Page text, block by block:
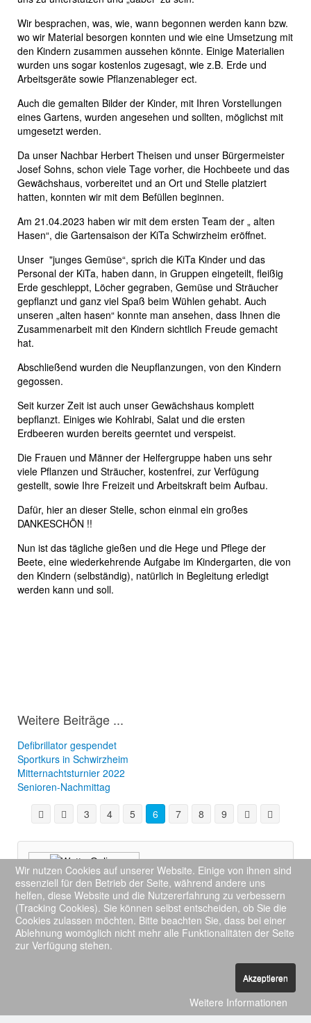
Wir besprachen, was, wie, wann begonnen werden kann bzw.
wo wir Material besorgen konnten und wie eine Umsetzung mit
den Kindern zusammen aussehen könnte. Einige Materialien
wurden uns sogar kostenlos zugesagt, wie z.B. Erde und
Arbeitsgeräte sowie Pflanzenableger ect.
Auch die gemalten Bilder der Kinder, mit Ihren Vorstellungen
eines Gartens, wurden angesehen und sollten, möglichst mit
umgesetzt werden.
Da unser Nachbar Herbert Theisen und unser Bürgermeister
Josef Sohns, schon viele Tage vorher, die Hochbeete und das
Gewächshaus, vorbereitet und an Ort und Stelle platziert
hatten, konnten wir mit dem Befüllen beginnen.
Am 21.04.2023 haben wir mit dem ersten Team der „ alten
Hasen“, die Gartensaison der KiTa Schwirzheim eröffnet.
Unser "junges Gemüse“, sprich die KiTa Kinder und das
Personal der KiTa, haben dann, in Gruppen eingeteilt, fleißig
Erde geschleppt, Löcher gegraben, Gemüse und Sträucher
gepflanzt und ganz viel Spaß beim Wühlen gehabt. Auch
unseren „alten hasen“ konnte man ansehen, dass Ihnen die
Zusammenarbeit mit den Kindern sichtlich Freude gemacht
hat.
Abschließend wurden die Neupflanzungen, von den Kindern
gegossen.
Seit kurzer Zeit ist auch unser Gewächshaus komplett
bepflanzt. Einiges wie Kohlrabi, Salat und die ersten
Erdbeeren wurden bereits geerntet und verspeist.
Die Frauen und Männer der Helfergruppe haben uns sehr
viele Pflanzen und Sträucher, kostenfrei, zur Verfügung
gestellt, sowie Ihre Freizeit und Arbeitskraft beim Aufbau.
Dafür, hier an dieser Stelle, schon einmal ein großes
DANKESCHÖN !!
Nun ist das tägliche gießen und die Hege und Pflege der
Beete, eine wiederkehrende Aufgabe im Kindergarten, die von
den Kindern (selbständig), natürlich in Begleitung erledigt
werden kann und soll.
Weitere Beiträge ...
Defibrillator gespendet
Sportkurs in Schwirzheim
Mitternachtsturnier 2022
Senioren-Nachmittag
3
4 5 6 7 8 9
Das Wetter für
Schwirzheim
Mehr auf wetteronline.de
Datenschutzerklärung
Gemeinde Schwirzheim
Wir nutzen Cookies auf unserer Website. Einige von ihnen sind
essenziell für den Betrieb der Seite, während andere uns
helfen, diese Website und die Nutzererfahrung zu verbessern
(Tracking Cookies). Sie können selbst entscheiden, ob Sie die
Cookies zulassen möchten. Bitte beachten Sie, dass bei einer
Ablehnung womöglich nicht mehr alle Funktionalitäten der Seite
zur Verfügung stehen.
Akzeptieren
Weitere Informationen